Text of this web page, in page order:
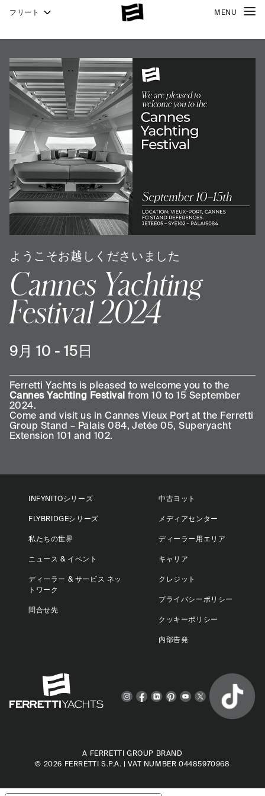
フリート MENU
940 NEW
1000
1000SKYDECK
ようこそお越しくださいました
Cannes Yachting
Festival 2024
9月 10 - 15日
Ferretti Yachts is pleased to welcome you to the
Cannes Yachting Festival from 10 to 15 September
2024.
Come and visit us in Cannes Vieux Port at the Ferretti
Group Stand – Palais 084, Jetée 05, Superyacht
Extension 101 and 102.
INFYNITOシリーズ
FLYBRIDGEシリーズ
私たちの世界
ニュース & イベント
ディーラー & サービス ネッ
トワーク
問合せ先
中古ヨット
メディアセンター
ディーラー用エリア
キャリア
クレジット
プライバシーポリシー
クッキーポリシー
内部告発
A FERRETTI GROUP BRAND
© 2026 FERRETTI S.P.A. | VAT NUMBER 04485970968